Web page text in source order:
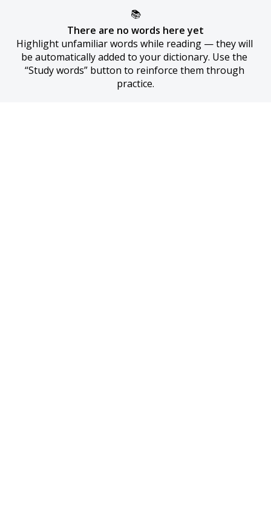
📚
There are no words here yet
Highlight unfamiliar words while reading — they will
be automatically added to your dictionary. Use the
“Study words” button to reinforce them through
practice.